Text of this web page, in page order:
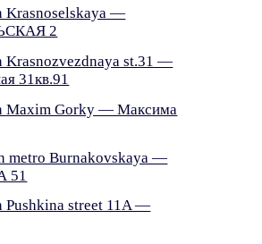
Krasnoselskaya —
2
Krasnozvezdnaya st.31 —
31кв.91
Maxim Gorky — Максима
metro Burnakovskaya —
51
Pushkina street 11A —